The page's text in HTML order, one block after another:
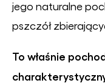
jego naturalne
pszczół
To właśnie